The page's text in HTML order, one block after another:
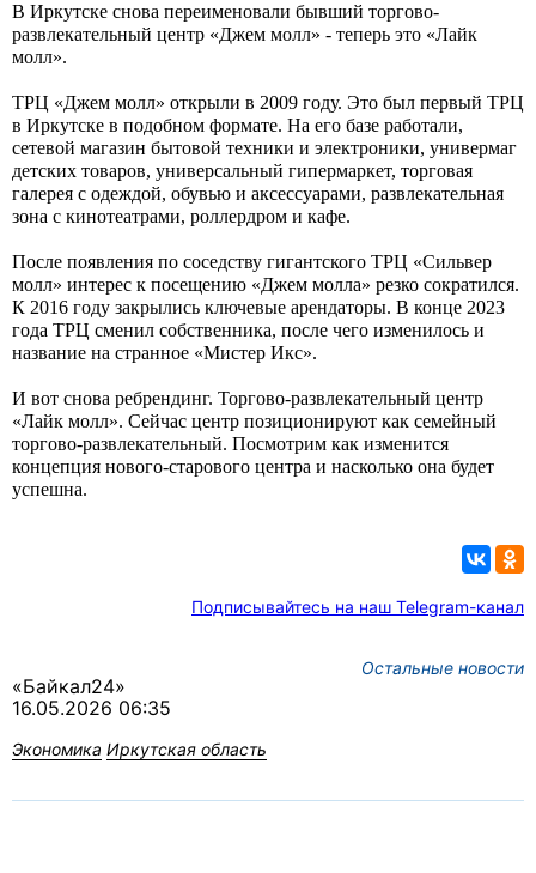
В Иркутске снова переименовали бывший торгово-
развлекательный центр «Джем молл» - теперь это «Лайк
молл».
ТРЦ «Джем молл» открыли в 2009 году. Это был первый ТРЦ
в Иркутске в подобном формате. На его базе работали,
сетевой магазин бытовой техники и электроники, универмаг
детских товаров, универсальный гипермаркет, торговая
галерея с одеждой, обувью и аксессуарами, развлекательная
зона с кинотеатрами, роллердром и кафе.
После появления по соседству гигантского ТРЦ «Сильвер
молл» интерес к посещению «Джем молла» резко сократился.
К 2016 году закрылись ключевые арендаторы. В конце 2023
года ТРЦ сменил собственника, после чего изменилось и
название на странное «Мистер Икс».
И вот снова ребрендинг. Торгово-развлекательный центр
«Лайк молл». Сейчас центр позиционируют как семейный
торгово-развлекательный. Посмотрим как изменится
концепция нового-старового центра и насколько она будет
успешна.
Подписывайтесь на наш Telegram-канал
Остальные новости
«Байкал24»
16.05.2026 06:35
Экономика Иркутская область